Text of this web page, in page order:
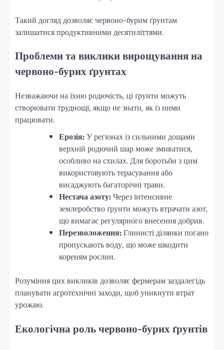
Такий догляд дозволяє червоно-бурим ґрунтам
залишатися продуктивними десятиліттями.
Проблеми та виклики вирощування на
червоно-бурих ґрунтах
Незважаючи на їхню родючість, ці ґрунти можуть
створювати труднощі, якщо не знати, як із ними
працювати.
Ерозія:У регіонах із сильними дощами
верхній родючий шар може змиватися,
особливо на схилах. Для боротьби з цим
використовують терасування або
висаджують багаторічні трави.
Нестача азоту:Через інтенсивне
землеробство ґрунти можуть втрачати азот,
що вимагає регулярного внесення добрив.
Перезволоження:Глинисті ділянки погано
пропускають воду, що може шкодити
кореням рослин.
Розуміння цих викликів дозволяє фермерам заздалегідь
планувати агротехнічні заходи, щоб уникнути втрат
урожаю.
Екологічна роль червоно-бурих ґрунтів